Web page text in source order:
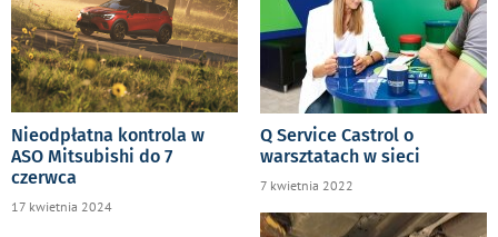
Nieodpłatna kontrola w
ASO Mitsubishi do 7
czerwca
17 kwietnia 2024
Q Service Castrol o
warsztatach w sieci
7 kwietnia 2022